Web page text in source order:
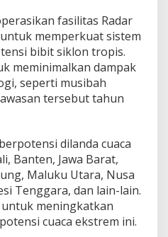
fasilitas Radar
untuk memperkuat sistem
bibit siklon tropis.
meminimalkan dampak
seperti musibah
tersebut tahun
dilanda cuaca
Banten, Jawa Barat,
Maluku Utara, Nusa
Tenggara, dan lain-lain.
meningkatkan
cuaca ekstrem ini.